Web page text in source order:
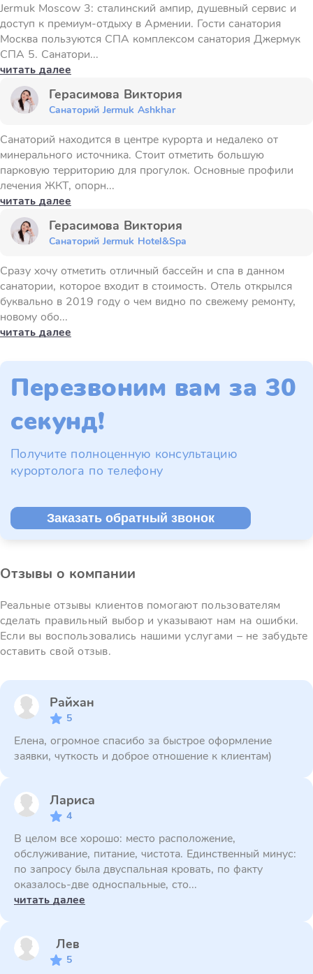
Jermuk Moscow 3: сталинский ампир, душевный сервис и
доступ к премиум-отдыху в Армении. Гости санатория
Москва пользуются СПА комплексом санатория Джермук
СПА 5. Санатори...
читать далее
Герасимова Виктория
Санаторий Jermuk Ashkhar
Санаторий находится в центре курорта и недалеко от
минерального источника. Стоит отметить большую
парковую территорию для прогулок. Основные профили
лечения ЖКТ, опорн...
читать далее
Герасимова Виктория
Санаторий Jermuk Hotel&Spa
Сразу хочу отметить отличный бассейн и спа в данном
санатории, которое входит в стоимость. Отель открылся
буквально в 2019 году о чем видно по свежему ремонту,
новому обо...
читать далее
Перезвоним вам за 30
секунд!
Получите полноценную консультацию
курортолога по телефону
Заказать обратный звонок
Отзывы о компании
Реальные отзывы клиентов помогают пользователям
сделать правильный выбор и указывают нам на ошибки.
Если вы воспользовались нашими услугами – не забудьте
оставить свой отзыв.
Райхан
5
Елена, огромное спасибо за быстрое оформление
заявки, чуткость и доброе отношение к клиентам)
Лариса
4
В целом все хорошо: место расположение,
обслуживание, питание, чистота. Единственный минус:
по запросу была двуспальная кровать, по факту
оказалось-две односпальные, сто...
читать далее
Лев
5